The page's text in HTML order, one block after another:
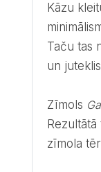
Kāzu kleitu tendences 2024. gadā caurvij sievišķība. šogad īpašs uzsvars tiek likts nevis uz maskulīniem un
Taču tas
un
Zīmols
zīmola